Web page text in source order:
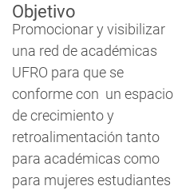
Objetivo
Promocionar y visibilizar
una red de académicas
UFRO para que se
conforme con un espacio
de crecimiento y
retroalimentación tanto
para académicas como
para mujeres estudiantes